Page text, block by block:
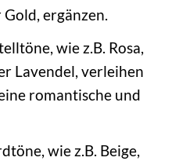
Gold, ergänzen.
wie z.B. Rosa,
Lavendel, verleihen
romantische und
wie z.B. Beige,